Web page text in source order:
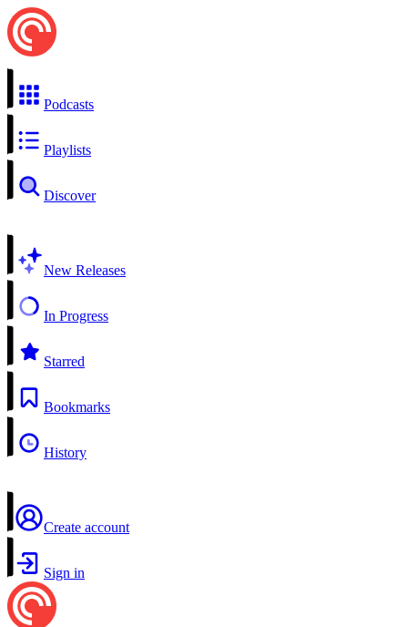
Podcasts
Playlists
Discover
New Releases
In Progress
Starred
Bookmarks
History
Create account
Sign in